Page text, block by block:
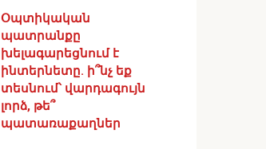
Օպտիկական
պատրանքը
խելագարեցնում է
ինտերնետը. ի՞նչ եք
տեսնում՝ վարդագույն
լորձ, թե՞
պատառաքաղներ